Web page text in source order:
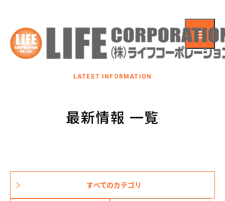
LATEST INFORMATION
最新情報 一覧
すべてのカテゴリ